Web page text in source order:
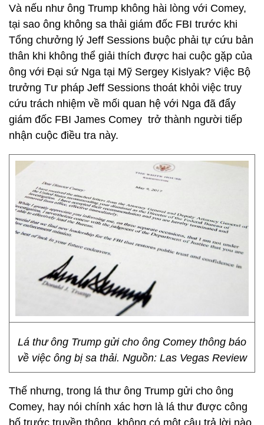
Và nếu như ông Trump không hài lòng với Comey,
tại sao ông không sa thải giám đốc FBI trước khi
Tổng chưởng lý Jeff Sessions buộc phải tự cứu bản
thân khi không thể giải thích được hai cuộc gặp của
ông với Đại sứ Nga tại Mỹ Sergey Kislyak? Việc Bộ
trưởng Tư pháp Jeff Sessions thoát khỏi việc truy
cứu trách nhiệm về mối quan hệ với Nga đã đẩy
giám đốc FBI James Comey trở thành người tiếp
nhận cuộc điều tra này.
Lá thư ông Trump gửi cho ông Comey thông báo
về việc ông bị sa thải. Nguồn: Las Vegas Review
Thế nhưng, trong lá thư ông Trump gửi cho ông
Comey, hay nói chính xác hơn là lá thư được công
bố trước truyền thông, không có một câu trả lời nào